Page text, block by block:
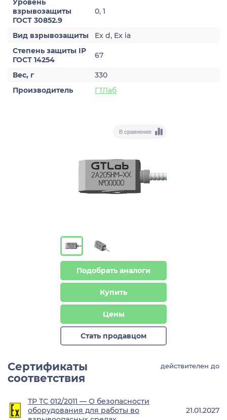
Уровень
взрывозащиты
ГОСТ 30852.9
0, 1
Вид взрывозащиты
Ex d, Ex ia
Степень защиты IP
ГОСТ 14254
67
Вес, г
330
Производитель
ГТЛаб
В сравнение
Подобрать аналоги
Купить
Цены
Стать продавцом
Сертификаты
соответствия
действителен до
ТР ТС 012/2011 — О безопасности
оборудования для работы во
21.01.2027